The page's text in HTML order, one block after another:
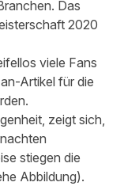
Das
2020
viele Fans
Artikel für die
zeigt sich,
stiegen die
Abbildung).